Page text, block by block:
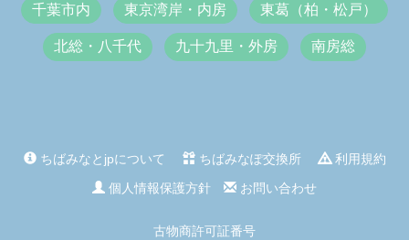
千葉市内 東京湾岸・内房 東葛（柏・松戸）
北総・八千代 九十九里・外房 南房総
ちばみなとjpについて ちばみなぽ交換所
利用規約
個人情報保護方針
お問い合わせ
古物商許可証番号